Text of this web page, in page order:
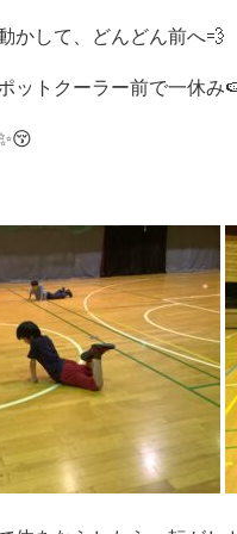
かして、どんどん前へ💨
ットクーラー前で一休み